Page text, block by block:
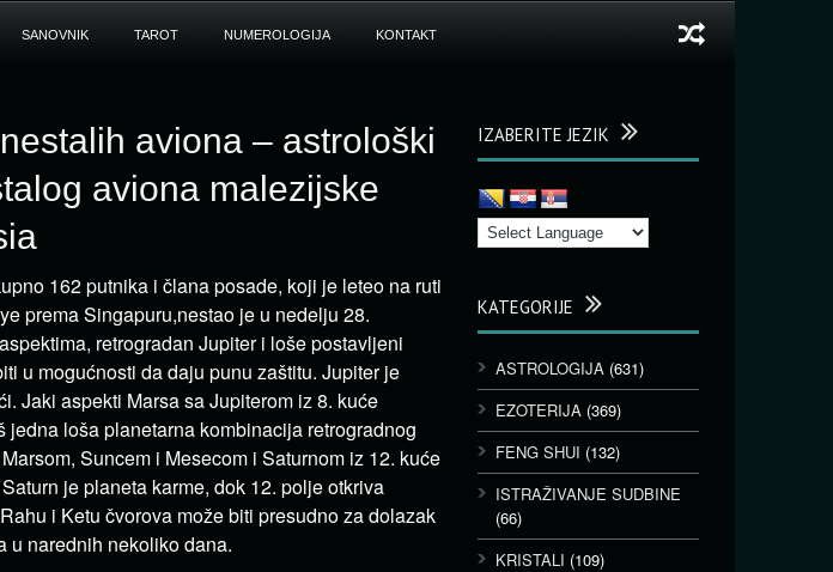
SANOVNIK TAROT NUMEROLOGIJA KONTAKT
aviona – astrološki
aviona malezijske
162 putnika i člana posade, koji je leteo na ruti
prema Singapuru,nestao je u nedelju 28.
retrogradan Jupiter i loše postavljeni
u mogućnosti da daju punu zaštitu. Jupiter je
Jaki aspekti Marsa sa Jupiterom iz 8. kuće
jedna loša planetarna kombinacija retrogradnog
Suncem i Mesecom i Saturnom iz 12. kuće
je planeta karme, dok 12. polje otkriva
i Ketu čvorova može biti presudno za dolazak
u narednih nekoliko dana.
IZABERITE JEZIK
KATEGORIJE
ASTROLOGIJA (631)
EZOTERIJA (369)
FENG SHUI (132)
ISTRAŽIVANJE SUDBINE
(66)
KRISTALI (109)